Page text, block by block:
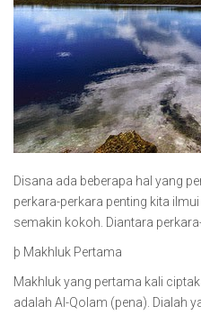
Disana ada beberapa hal yang
perkara-perkara penting kita
semakin kokoh. Diantara
þ Makhluk Pertama
Makhluk yang pertama kali
adalah Al-Qolam (pena). Dialah